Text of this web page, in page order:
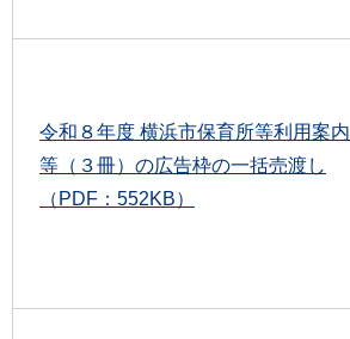
令和８年度 横浜市保育所等利用案内
等（３冊）の広告枠の一括売渡し
（PDF：552KB）